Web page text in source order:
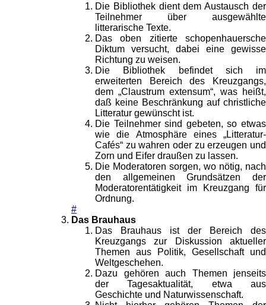
Die Bibliothek dient dem Austausch der
Teilnehmer über ausgewählte
litterarische Texte.
Das oben zitierte schopenhauersche
Diktum versucht, dabei eine gewisse
Richtung zu weisen.
Die Bibliothek befindet sich im
erweiterten Bereich des Kreuzgangs,
dem „Claustrum extensum“, was heißt,
daß keine Beschränkung auf christliche
Litteratur gewünscht ist.
Die Teilnehmer sind gebeten, so etwas
wie die Atmosphäre eines „Litteratur-
Cafés“ zu wahren oder zu erzeugen und
Zorn und Eifer draußen zu lassen.
Die Moderatoren sorgen, wo nötig, nach
den allgemeinen Grundsätzen der
Moderatorentätigkeit im Kreuzgang für
Ordnung.
#
Das Brauhaus
Das Brauhaus ist der Bereich des
Kreuzgangs zur Diskussion aktueller
Themen aus Politik, Gesellschaft und
Weltgeschehen.
Dazu gehören auch Themen jenseits
der Tagesaktualität, etwa aus
Geschichte und Naturwissenschaft.